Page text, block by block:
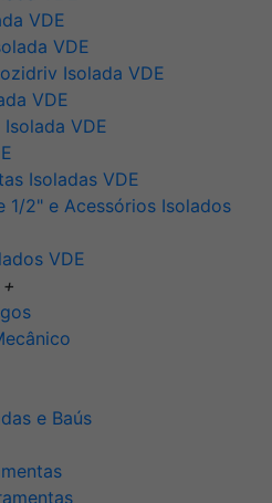
VDE
VDE
Isolada VDE
VDE
VDE
Isoladas VDE
1/2" e Acessórios Isolados
VDE
+
e Baús